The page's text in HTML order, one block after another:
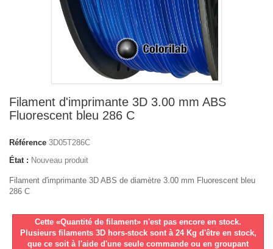
Filament d'imprimante 3D 3.00 mm ABS
Fluorescent bleu 286 C
Référence 3D05T286C
État : Nouveau produit
Filament d'imprimante 3D ABS de diamètre 3.00 mm Fluorescent bleu
286 C
Cette «Quantité de filament» n'est pas encore en stock.
Plusieurs filaments 3D hors-stock sont à 24 Kg d'être en stock,
que ce soit à l'aide d'une seule commande ou en groupant